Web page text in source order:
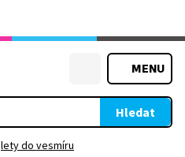
MENU
Hledat
lety do vesmíru